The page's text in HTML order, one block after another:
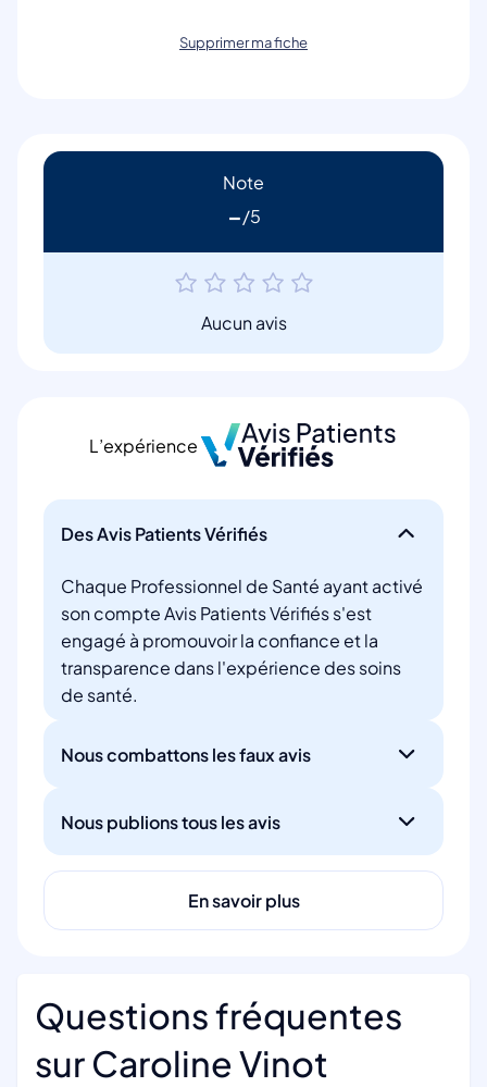
Supprimer ma fiche
Note
-
Aucun avis
L’expérience
Des Avis Patients Vérifiés
Chaque Professionnel de Santé ayant activé
son compte Avis Patients Vérifiés s'est
engagé à promouvoir la confiance et la
transparence dans l'expérience des soins
de santé.
Nous combattons les faux avis
Nous publions tous les avis
En savoir plus
Questions fréquentes
sur Caroline Vinot